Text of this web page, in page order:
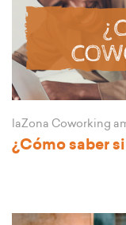
laZona Coworking
¿Cómo saber